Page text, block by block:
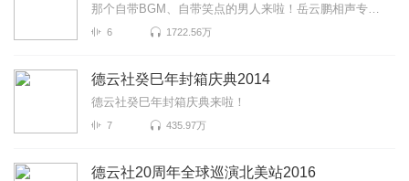
那个自带BGM、自带笑点的男人来啦！岳云鹏相声专场乌鲁木齐站2017爆笑来袭！更有《下象棋》《对春联》《...
6 1722.56万
德云社癸巳年封箱庆典2014
德云社癸巳年封箱庆典来啦！
7 435.97万
德云社20周年全球巡演北美站2016